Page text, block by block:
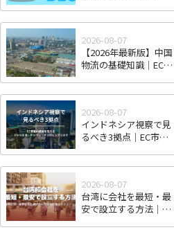
ポイント
2026-08-07
【2026年最新版】中国
物流の基礎知識｜EC・
2026-08-07
インドネシア視察で見
るべき3拠点｜EC市場
2026-08-07
台湾に会社を最短・最
安で設立する方法｜株